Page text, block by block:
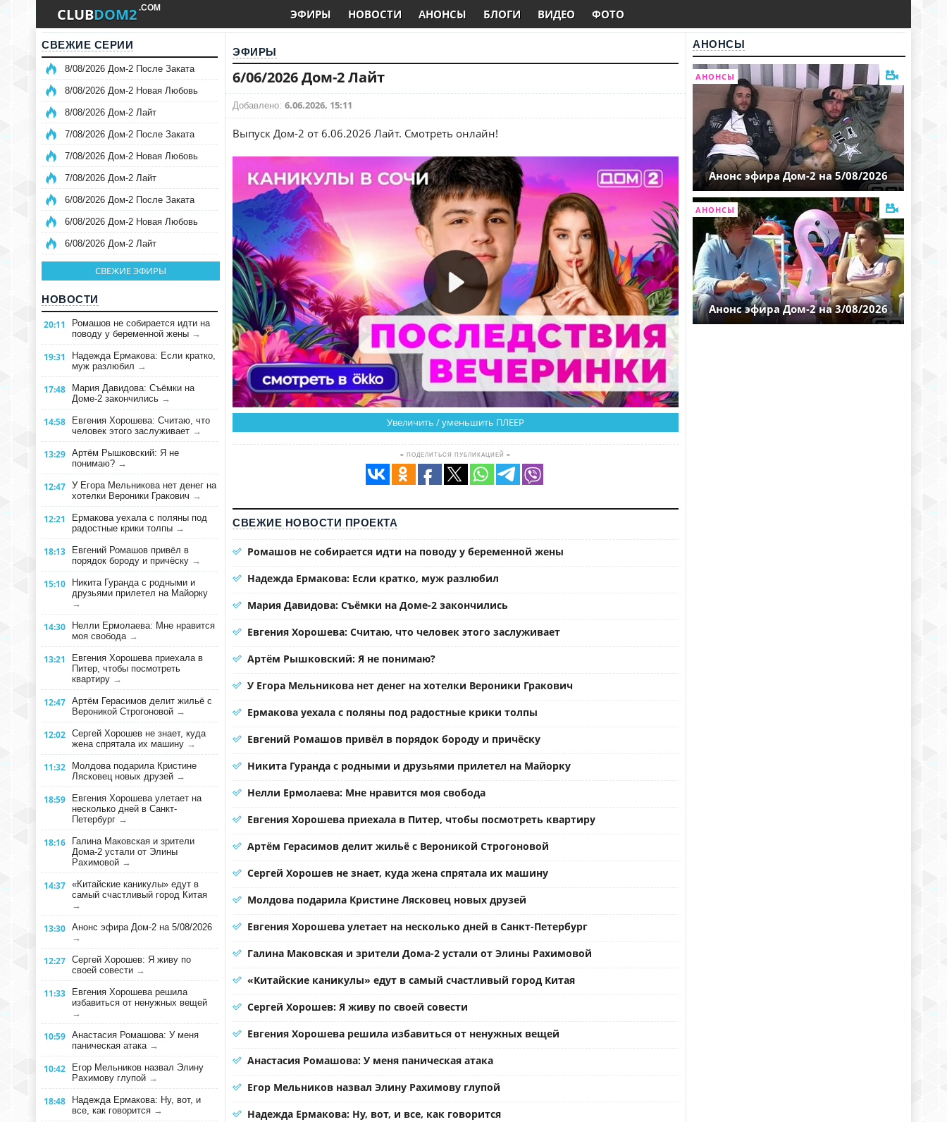
CLUBDOM2 .COM ЭФИРЫ НОВОСТИ АНОНСЫ БЛОГИ ВИДЕО ФОТО
СВЕЖИЕ СЕРИИ
8/08/2026 Дом-2 После Заката
8/08/2026 Дом-2 Новая Любовь
8/08/2026 Дом-2 Лайт
7/08/2026 Дом-2 После Заката
7/08/2026 Дом-2 Новая Любовь
7/08/2026 Дом-2 Лайт
6/08/2026 Дом-2 После Заката
6/08/2026 Дом-2 Новая Любовь
6/08/2026 Дом-2 Лайт
СВЕЖИЕ ЭФИРЫ
НОВОСТИ
20:11
Ромашов не собирается идти на
поводу у беременной жены →
19:31
Надежда Ермакова: Если кратко,
муж разлюбил →
17:48
Мария Давидова: Съёмки на
Доме-2 закончились →
14:58
Евгения Хорошева: Считаю, что
человек этого заслуживает →
13:29 Артём Рышковский: Я не
понимаю? →
12:47 У Егора Мельникова нет денег на
хотелки Вероники Гракович →
12:21
Ермакова уехала с поляны под
радостные крики толпы →
18:13
Евгений Ромашов привёл в
порядок бороду и причёску →
15:10
Никита Гуранда с родными и
друзьями прилетел на Майорку
→
14:30
Нелли Ермолаева: Мне нравится
моя свобода →
13:21
Евгения Хорошева приехала в
Питер, чтобы посмотреть
квартиру →
12:47 Артём Герасимов делит жильё с
Вероникой Строгоновой →
12:02 Сергей Хорошев не знает, куда
жена спрятала их машину →
11:32
Молдова подарила Кристине
Лясковец новых друзей →
18:59
Евгения Хорошева улетает на
несколько дней в Санкт-
Петербург →
18:16
Галина Маковская и зрители
Дома-2 устали от Элины
Рахимовой →
14:37 «Китайские каникулы» едут в
самый счастливый город Китая
→
13:30 Анонс эфира Дом-2 на 5/08/2026
→
12:27 Сергей Хорошев: Я живу по
своей совести →
11:33
Евгения Хорошева решила
избавиться от ненужных вещей
→
10:59 Анастасия Ромашова: У меня
паническая атака →
10:42
Егор Мельников назвал Элину
Рахимову глупой →
18:48
Надежда Ермакова: Ну, вот, и
все, как говорится →
ЭФИРЫ
6/06/2026 Дом-2 Лайт
Добавлено: 6.06.2026, 15:11
Выпуск Дом-2 от 6.06.2026 Лайт. Смотреть онлайн!
Увеличить / уменьшить ПЛЕЕР
≡ ПОДЕЛИТЬСЯ ПУБЛИКАЦИЕЙ ≡
СВЕЖИЕ НОВОСТИ ПРОЕКТА
Ромашов не собирается идти на поводу у беременной жены
Надежда Ермакова: Если кратко, муж разлюбил
Мария Давидова: Съёмки на Доме-2 закончились
Евгения Хорошева: Считаю, что человек этого заслуживает
Артём Рышковский: Я не понимаю?
У Егора Мельникова нет денег на хотелки Вероники Гракович
Ермакова уехала с поляны под радостные крики толпы
Евгений Ромашов привёл в порядок бороду и причёску
Никита Гуранда с родными и друзьями прилетел на Майорку
Нелли Ермолаева: Мне нравится моя свобода
Евгения Хорошева приехала в Питер, чтобы посмотреть квартиру
Артём Герасимов делит жильё с Вероникой Строгоновой
Сергей Хорошев не знает, куда жена спрятала их машину
Молдова подарила Кристине Лясковец новых друзей
Евгения Хорошева улетает на несколько дней в Санкт-Петербург
Галина Маковская и зрители Дома-2 устали от Элины Рахимовой
«Китайские каникулы» едут в самый счастливый город Китая
Сергей Хорошев: Я живу по своей совести
Евгения Хорошева решила избавиться от ненужных вещей
Анастасия Ромашова: У меня паническая атака
Егор Мельников назвал Элину Рахимову глупой
Надежда Ермакова: Ну, вот, и все, как говорится
АНОНСЫ
АНОНСЫ
Анонс эфира Дом-2 на 5/08/2026
АНОНСЫ
Анонс эфира Дом-2 на 3/08/2026